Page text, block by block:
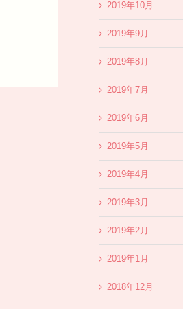
2019年10月
2019年9月
2019年8月
2019年7月
2019年6月
2019年5月
2019年4月
2019年3月
2019年2月
2019年1月
2018年12月